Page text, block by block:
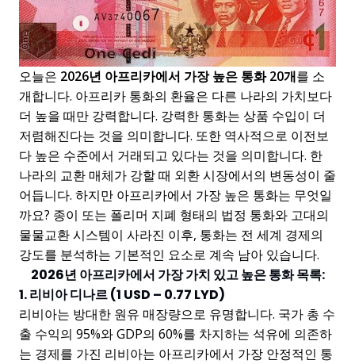
오늘은 2026년 아프리카에서 가장 높은 통화 20개를 소
개합니다. 아프리카 통화의 환율은 다른 나라의 가치보다
더 높을 때만 강력합니다. 강력한 통화는 상품 수입이 더
저렴해진다는 것을 의미합니다. 또한 역사적으로 이전보
다 높은 수준에서 거래되고 있다는 것을 의미합니다. 한
나라의 교환 매체가 강할 때 외환 시장에서의 변동성이 줄
어듭니다. 하지만 아프리카에서 가장 높은 통화는 무엇일
까요? 종이 또는 폴리머 지폐 형태의 법정 통화와 고대의
물물교환 시스템이 사라진 이후, 통화는 전 세계 경제의
강도를 분석하는 기본적인 요소로 계속 남아 있습니다.
2026년 아프리카에서 가장 가치 있고 높은 통화 목록:
1. 리비아 디나르 (1 USD – 0.77 LYD)
리비아는 방대한 원유 매장량으로 유명합니다. 국가 총 수
출 수익의 95%와 GDP의 60%를 차지하는 석유에 의존하
는 경제를 가진 리비아는 아프리카에서 가장 안정적인 통